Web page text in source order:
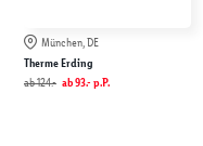
München, DE
Therme Erding
ab124.- ab93.- p.P.